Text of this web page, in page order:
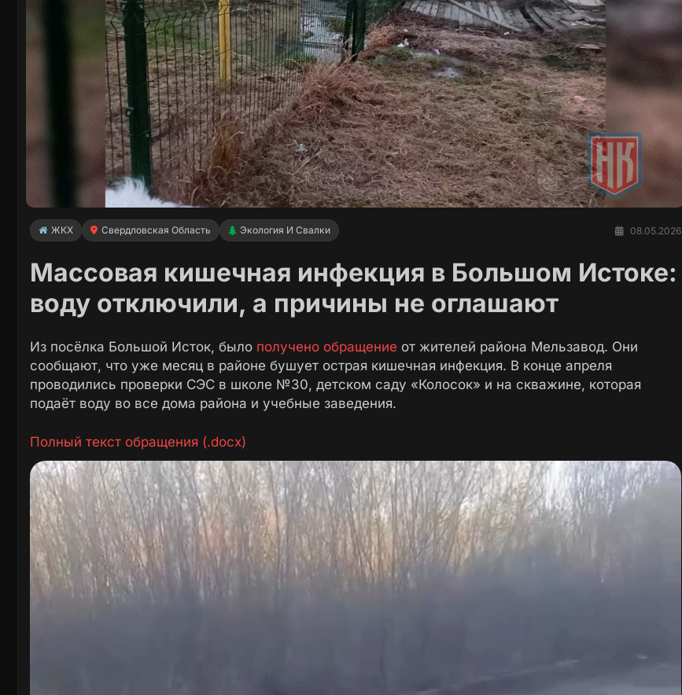
ЖКХ Свердловская Область Экология И Свалки 08.05.2026
Массовая кишечная инфекция в Большом Истоке:
воду отключили, а причины не оглашают
Из посёлка Большой Исток, было получено обращение от жителей района Мельзавод. Они
сообщают, что уже месяц в районе бушует острая кишечная инфекция. В конце апреля
проводились проверки СЭС в школе №30, детском саду «Колосок» и на скважине, которая
подаёт воду во все дома района и учебные заведения.
Полный текст обращения (.docx)